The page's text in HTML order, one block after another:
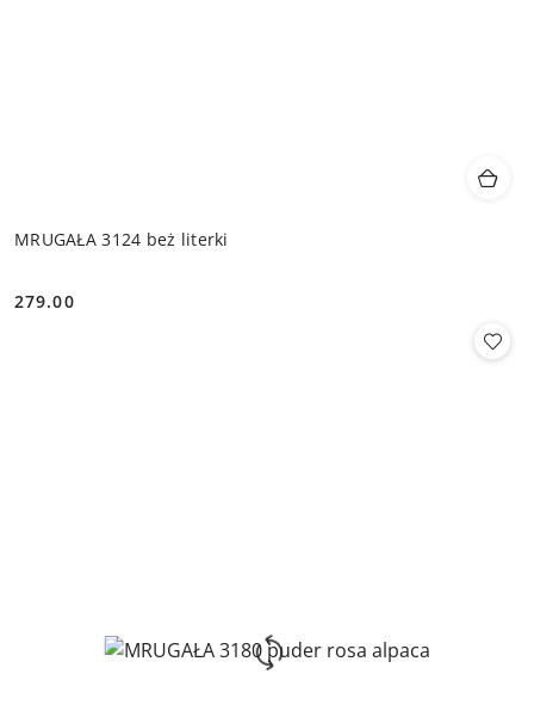
MRUGAŁA 3124 beż literki
Cena:
279.00